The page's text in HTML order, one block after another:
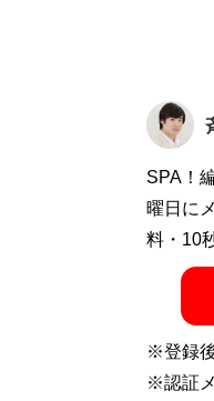
1986年
業者、
ページ
高く売
験を経
すすめ
SPA！
曜日に
料・10
※登録
※認証